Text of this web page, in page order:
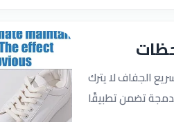
يزيل آثار الاتساخ
مناسب لجميع أنواع
الشمواه